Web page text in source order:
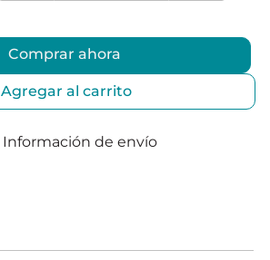
Comprar ahora
Agregar al carrito
Información de envío